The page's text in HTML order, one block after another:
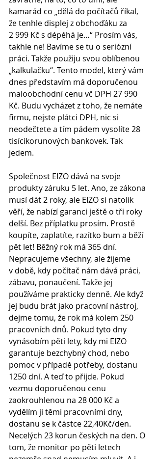
kamarád co „dělá do počítačů říkal,
že tenhle displej z obchoďáku za
2 999 Kč s dépéhá je…“ Prosím vás,
takhle ne! Bavíme se tu o seriózní
práci. Takže použiju svou oblíbenou
„kalkulačku“. Tento model, který vám
dnes představím má doporučenou
maloobchodní cenu vč DPH 27 990
Kč. Budu vycházet z toho, že nemáte
firmu, nejste plátci DPH, nic si
neodečtete a tím pádem vysolíte 28
tisícikorunových bankovek. Tak
jedem.
Společnost EIZO dává na svoje
produkty záruku 5 let. Ano, ze zákona
musí dát 2 roky, ale EIZO si natolik
věří, že nabízí garanci ještě o tři roky
delší. Bez příplatku prosím. Prostě
koupíte, zaplatíte, razítko bum a běží
pět let! Běžný rok má 365 dní.
Nepracujeme všechny, ale žijeme
v době, kdy počítač nám dává práci,
zábavu, ponaučení. Takže jej
používáme prakticky denně. Ale když
jej budu brát jako pracovní nástroj,
dejme tomu, že rok má kolem 250
pracovních dnů. Pokud tyto dny
vynásobím pěti lety, kdy mi EIZO
garantuje bezchybný chod, nebo
pomoc v případě potřeby, dostanu
1250 dní. A teď to přijde. Pokud
vezmu doporučenou cenu
zaokrouhlenou na 28 000 Kč a
vydělím ji těmi pracovními dny,
dostanu se k částce 22,40Kč/den.
Necelých 23 korun českých na den. O
tom, že monitor po pěti letech